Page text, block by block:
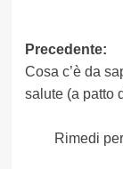
articolo
Precedente:
Cosa c’è da
salute (a patto
Rimedi